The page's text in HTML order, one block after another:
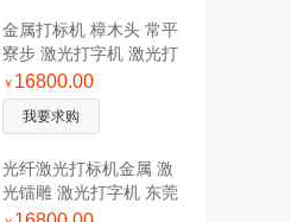
金属打标机 樟木头 常平
寮步 激光打字机 激光打
印 简易打
￥ 16800.00
我要求购
光纤激光打标机金属 激
光镭雕 激光打字机 东莞
长安激光打标